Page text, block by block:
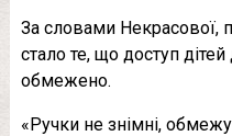
За словами Некрасової,
стало те, що доступ
обмежено.
«Ручки не знімні,